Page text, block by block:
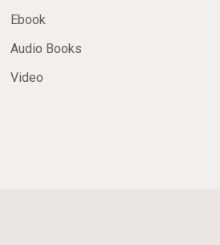
Ebook
Audio Books
Video